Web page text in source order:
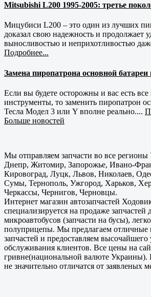
Mitsubishi L200 1995-2005: третье
Мицубиси L200 – это один из лучших
доказал свою надежность и продолжает
выносливостью и неприхотливостью
Подробнее...
Замена пиропатрона основной батареи
Если вы будете осторожны и вас есть
инструменты, то заменить пиропатрон
Тесла Модел 3 или Y вполне реально....
Больше новостей
Мы отправляем запчасти во все
Днепр, Житомир, Запорожье, Ивано-
Кировоград, Луцк, Львов, Николаев,
Сумы, Тернополь, Ужгород, Харьков,
Черкассы, Чернигов, Черновцы.
Интернет магазин автозапчастей
специализируется на продаже запчастей
микроавтобусов (запчасти на бусы),
полуприцепы. Мы предлагаем отличные
запчастей и предоставляем высочайшего
обслуживания клиентов. Все цены на
гривне(национальной валюте Украины).
не значительно отличатся от заявленых